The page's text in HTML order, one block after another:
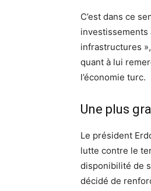
C’est dans ce
investissements
infrastructures
quant à lui
l’économie turc.
Une plus
Le président
lutte contre le
disponibilité de
décidé de